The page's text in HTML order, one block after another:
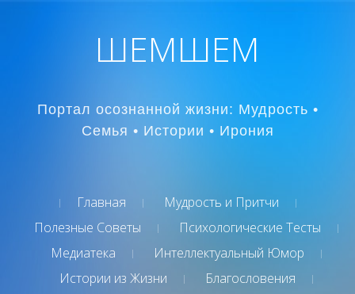
ШЕМШЕМ
Портал осознанной жизни: Мудрость •
Семья • Истории • Ирония
Главная
Мудрость и Притчи
Полезные Советы
Психологические Тесты
Медиатека
Интеллектуальный Юмор
Истории из Жизни
Благословения